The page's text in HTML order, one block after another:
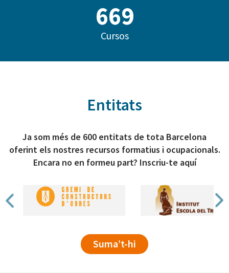
808
Cursos
Entitats
Ja som més de 600 entitats de tota Barcelona
oferint els nostres recursos formatius i ocupacionals.
Encara no en formeu part? Inscriu-te aquí
Suma’t-hi